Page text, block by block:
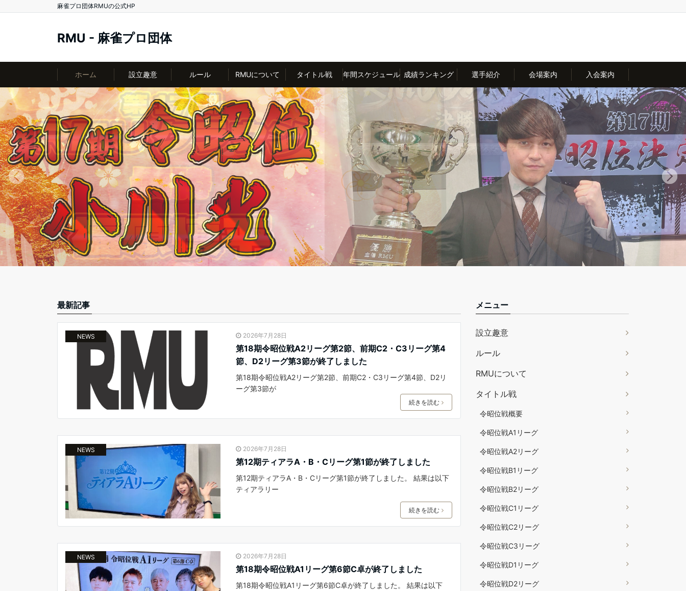
麻雀プロ団体RMUの公式HP
RMU - 麻雀プロ団体
ホーム 設立趣意 ルール RMUについて タイトル戦 年間スケジュール 成績ランキング 選手紹介 会場案内 入会案内
最新記事
NEWS 2026年7月28日
第18期令昭位戦A2リーグ第2節、前期C2・C3リーグ第4
節、D2リーグ第3節が終了しました
第18期令昭位戦A2リーグ第2節、前期C2・C3リーグ第4節、D2リ
ーグ第3節が
続きを読む
NEWS 2026年7月28日
第12期ティアラA・B・Cリーグ第1節が終了しました
第12期ティアラA・B・Cリーグ第1節が終了しました。 結果は以下
ティアラリー
続きを読む
NEWS 2026年7月28日
第18期令昭位戦A1リーグ第6節C卓が終了しました
第18期令昭位戦A1リーグ第6節C卓が終了しました。 結果は以下
メニュー
設立趣意
ルール
RMUについて
タイトル戦
令昭位戦概要
令昭位戦A1リーグ
令昭位戦A2リーグ
令昭位戦B1リーグ
令昭位戦B2リーグ
令昭位戦C1リーグ
令昭位戦C2リーグ
令昭位戦C3リーグ
令昭位戦D1リーグ
令昭位戦D2リーグ